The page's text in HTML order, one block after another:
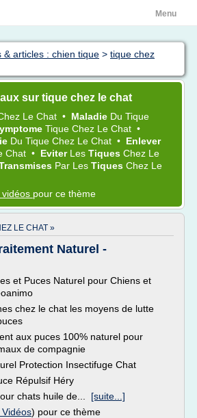
Menu
& articles : chien tique > tique chez
sur tique chez le chat
Le Chat • Maladie Du Tique
Tique Chez Le Chat •
Du Tique Chez Le Chat • Enlever
Chat • Eviter Les Tiques Chez Le
Par Les Tiques Chez Le
vidéos pour ce thème
LE CHAT »
Naturel -
et Puces Naturel pour Chiens et
chez le chat les moyens de lutte
aux puces 100% naturel pour
de compagnie
Protection Insectifuge Chat
Répulsif Héry
chats huile de... [suite...]
Vidéos) pour ce thème